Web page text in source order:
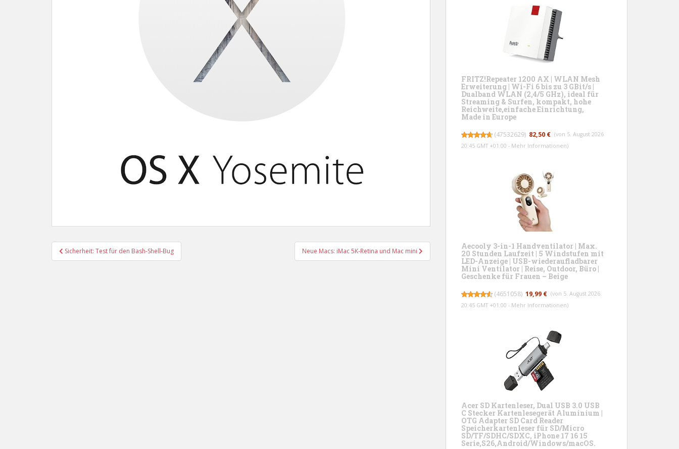
Beitragsnavigation
Sicherheit: Test für den Bash-Shell-Bug Neue Macs: iMac 5K-Retina und Mac mini
FRITZ!Repeater 1200 AX | WLAN Mesh
Erweiterung | Wi-Fi 6 bis zu 3 GBit/s |
Dualband WLAN (2,4/5 GHz), ideal für
Streaming & Surfen, kompakt, hohe
Reichweite,einfache Einrichtung,
Made in Europe
(47532629) 82,50 € (von 5. August 2026
20:45 GMT +01:00 - Mehr Informationen)
Aecooly 3-in-1 Handventilator | Max.
20 Stunden Laufzeit | 5 Windstufen mit
LED-Anzeige | USB-wiederaufladbarer
Mini Ventilator | Reise, Outdoor, Büro |
Geschenke für Frauen – Beige
(4651058) 19,99 € (von 5. August 2026
20:45 GMT +01:00 - Mehr Informationen)
Acer SD Kartenleser, Dual USB 3.0 USB
C Stecker Kartenlesegerät Aluminium |
OTG Adapter SD Card Reader
Speicherkartenleser für SD/Micro
SD/TF/SDHC/SDXC, iPhone 17 16 15
Serie,S26,Android/Windows/macOS.